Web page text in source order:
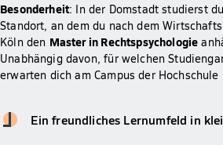
Besonderheit: In der Domstadt studierst
Standort, an dem du nach dem
Köln den Master in Rechtspsychologie
Unabhängig davon, für welchen
erwarten dich am Campus der Hochschule
Ein freundliches Lernumfeld in